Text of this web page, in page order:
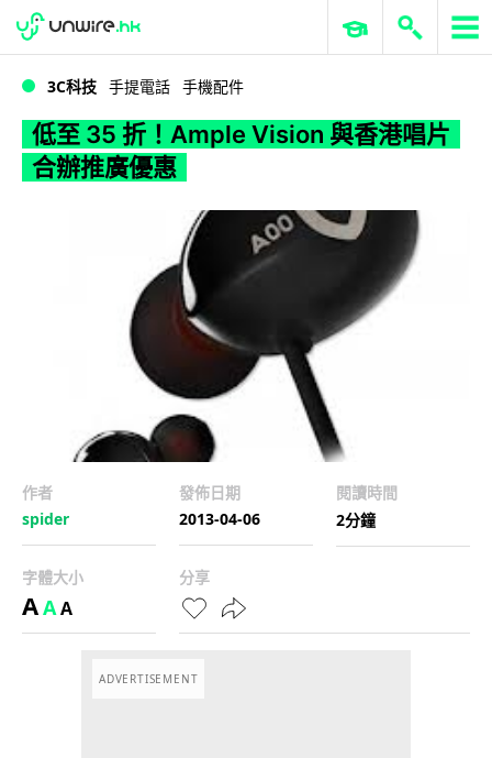
WWDC 2026 ERP 與商業 AI
3C科技 手提電話 手機配件
低至 35 折！Ample Vision 與香港唱片
合辦推廣優惠
作者
spider
發佈日期
2013-04-06
閱讀時間
2分鐘
字體大小
AAA
分享
ADVERTISEMENT